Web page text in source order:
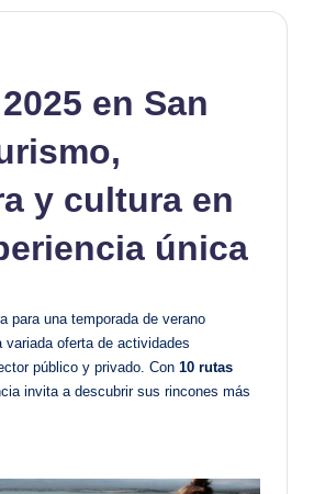
en San
y cultura en
única
para una temporada de verano
variada oferta de actividades
público y privado. Con 10 rutas
invita a descubrir sus rincones más